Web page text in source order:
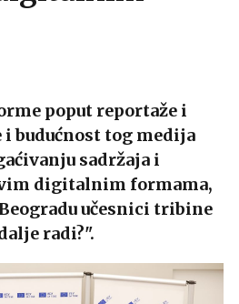
poput reportaže i
budućnost tog medija
sadržaja i
digitalnim formama,
učesnici tribine
radi?".